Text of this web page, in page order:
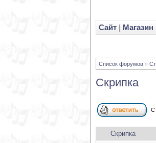
Cайт | Магазин
Список форумов »
Скрипка
Скрипка